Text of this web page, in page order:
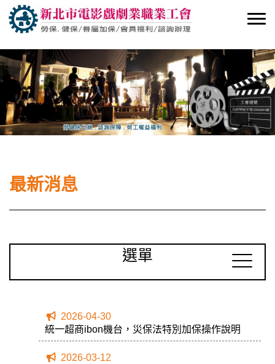
最新消息
選單
2026-04-30
統一超商ibon機台，災保法特別加保操作說明
2026-03-12